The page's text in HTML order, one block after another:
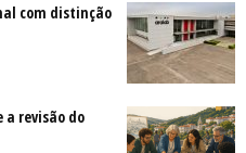
com distinção
a revisão do